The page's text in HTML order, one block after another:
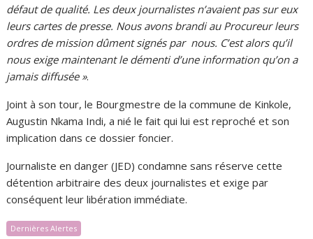
défaut de qualité. Les deux journalistes n’avaient pas sur eux
leurs cartes de presse. Nous avons brandi au Procureur leurs
ordres de mission dûment signés par nous. C’est alors qu’il
nous exige maintenant le démenti d’une information qu’on a
jamais diffusée ».
Joint à son tour, le Bourgmestre de la commune de Kinkole,
Augustin Nkama Indi, a nié le fait qui lui est reproché et son
implication dans ce dossier foncier.
Journaliste en danger (JED) condamne sans réserve cette
détention arbitraire des deux journalistes et exige par
conséquent leur libération immédiate.
Dernières Alertes